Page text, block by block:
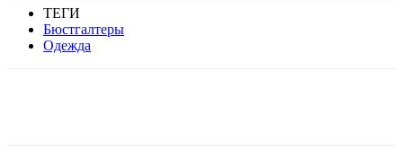
ТЕГИ
Бюстгалтеры
Одежда